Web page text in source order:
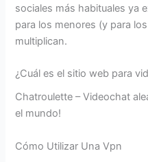
sociales más habituales ya
para los menores (y para
multiplican.
¿Cuál es el sitio web para
Chatroulette – Videochat
el mundo!
Cómo Utilizar Una Vpn